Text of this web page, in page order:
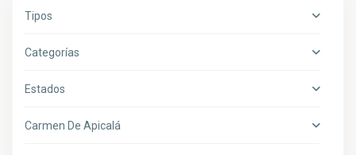
Tipos
Categorías
Estados
Carmen De Apicalá